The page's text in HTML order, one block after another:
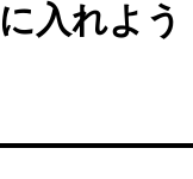
入れよう